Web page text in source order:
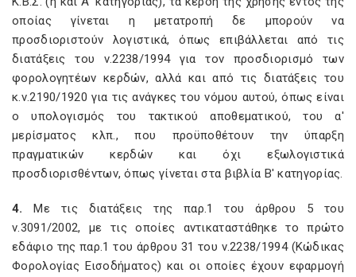
οποίας γίνεται η μετατροπή δε μπορούν να
προσδιοριστούν λογιστικά, όπως επιβάλλεται από τις
διατάξεις του ν.2238/1994 για τον προσδιορισμό των
φορολογητέων κερδών, αλλά και από τις διατάξεις του
κ.ν.2190/1920 για τις ανάγκες του νόμου αυτού, όπως είναι
ο υπολογισμός του τακτικού αποθεματικού, του α'
μερίσματος κλπ., που προϋποθέτουν την ύπαρξη
πραγματικών κερδών και όχι εξωλογιστικά
προσδιορισθέντων, όπως γίνεται στα βιβλία Β' κατηγορίας.
4. Με τις διατάξεις της παρ.1 του άρθρου 5 του
ν.3091/2002, με τις οποίες αντικαταστάθηκε το πρώτο
εδάφιο της παρ.1 του άρθρου 31 του ν.2238/1994 (Κώδικας
Φορολογίας Εισοδήματος) και οι οποίες έχουν εφαρμογή